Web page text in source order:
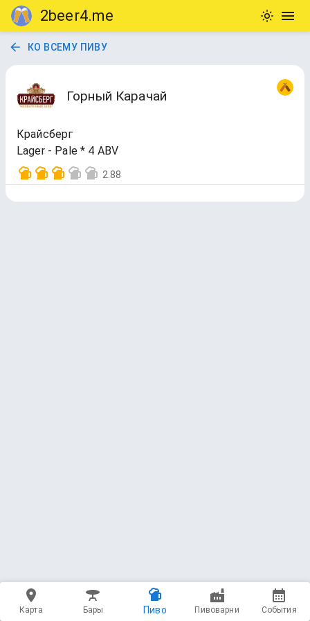
2beer4.me
КО ВСЕМУ ПИВУ
Горный Карачай
Крайсберг
Lager - Pale * 4 ABV
2.88
Карта Бары Пиво Пивоварни События